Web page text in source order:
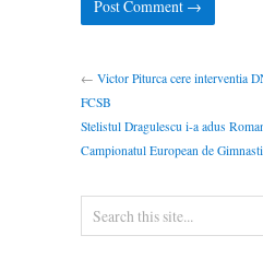
← Victor Piturca cere interventia
FCSB
Stelistul Dragulescu i-a adus
Campionatul European de